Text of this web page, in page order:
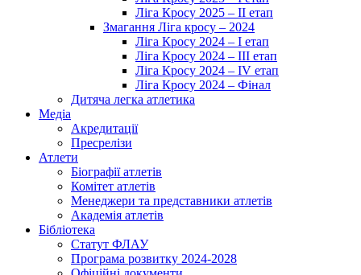
Ліга Кросу 2025 – II етап
Змагання Ліга кросу – 2024
Ліга Кросу 2024 – I етап
Ліга Кросу 2024 – III етап
Ліга Кросу 2024 – IV етап
Ліга Кросу 2024 – Фінал
Дитяча легка атлетика
Медіа
Акредитації
Пресрелізи
Атлети
Біографії атлетів
Комітет атлетів
Менеджери та представники атлетів
Академія атлетів
Бібліотека
Статут ФЛАУ
Програма розвитку 2024-2028